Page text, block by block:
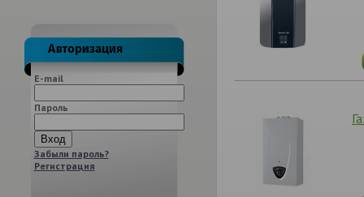
E-mail
Пароль
Забыли пароль?
Регистрация